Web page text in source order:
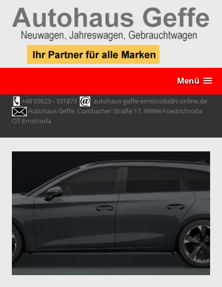
Menü
+49 03623 - 331873
autohaus-geffe-ernstroda@t-online.de
Autohaus Geffe, Cumbacher Straße 17, 99894 Friedrichroda
OT Ernstroda